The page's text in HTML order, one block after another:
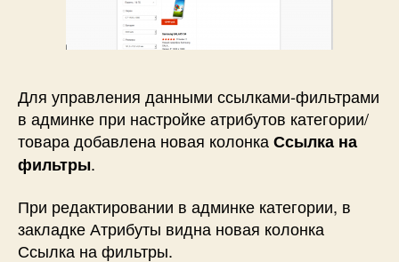
Для управления данными ссылками-фильтрами
в админке при настройке атрибутов категории/
товара добавлена новая колонкаСсылка на
фильтры.
При редактировании в админке категории, в
закладке Атрибуты видна новая колонка
Ссылка на фильтры.